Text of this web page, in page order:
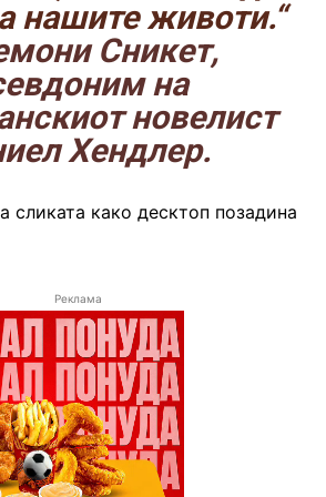
нашите животи.“
Сникет,
на
новелист
Хендлер.
сликата како десктоп позадина
Реклама